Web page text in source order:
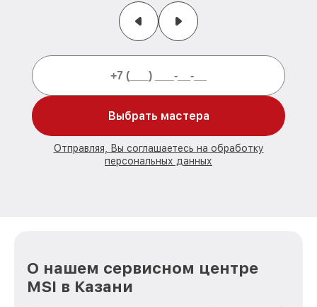
Выбрать мастера
Отправляя, Вы соглашаетесь на обработку
персональных данных
О нашем сервисном центре
MSI в Казани